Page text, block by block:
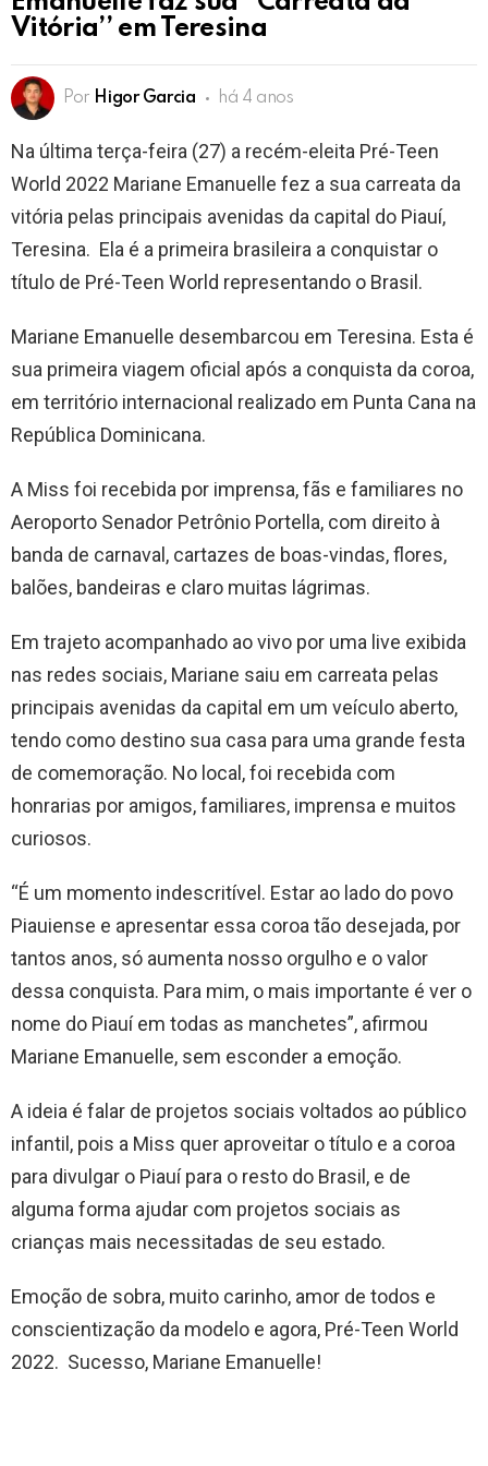
Vitória’’ em Teresina
Por Higor Garcia há 4 anos
Na última terça-feira (27) a recém-eleita Pré-Teen
World 2022 Mariane Emanuelle fez a sua carreata da
vitória pelas principais avenidas da capital do Piauí,
Teresina. Ela é a primeira brasileira a conquistar o
título de Pré-Teen World representando o Brasil.
Mariane Emanuelle desembarcou em Teresina. Esta é
sua primeira viagem oficial após a conquista da coroa,
em território internacional realizado em Punta Cana na
República Dominicana.
A Miss foi recebida por imprensa, fãs e familiares no
Aeroporto Senador Petrônio Portella, com direito à
banda de carnaval, cartazes de boas-vindas, flores,
balões, bandeiras e claro muitas lágrimas.
Em trajeto acompanhado ao vivo por uma live exibida
nas redes sociais, Mariane saiu em carreata pelas
principais avenidas da capital em um veículo aberto,
tendo como destino sua casa para uma grande festa
de comemoração. No local, foi recebida com
honrarias por amigos, familiares, imprensa e muitos
curiosos.
“É um momento indescritível. Estar ao lado do povo
Piauiense e apresentar essa coroa tão desejada, por
tantos anos, só aumenta nosso orgulho e o valor
dessa conquista. Para mim, o mais importante é ver o
nome do Piauí em todas as manchetes”, afirmou
Mariane Emanuelle, sem esconder a emoção.
A ideia é falar de projetos sociais voltados ao público
infantil, pois a Miss quer aproveitar o título e a coroa
para divulgar o Piauí para o resto do Brasil, e de
alguma forma ajudar com projetos sociais as
crianças mais necessitadas de seu estado.
Emoção de sobra, muito carinho, amor de todos e
conscientização da modelo e agora, Pré-Teen World
2022. Sucesso, Mariane Emanuelle!